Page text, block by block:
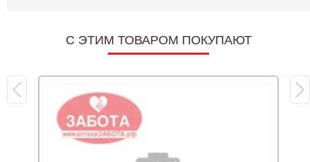
C ЭТИМ ТОВАРОМ ПОКУПАЮТ